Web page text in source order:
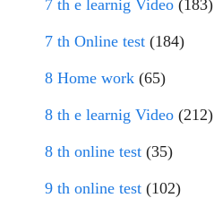
7 th e learnig Video (183)
7 th Online test (184)
8 Home work (65)
8 th e learnig Video (212)
8 th online test (35)
9 th online test (102)